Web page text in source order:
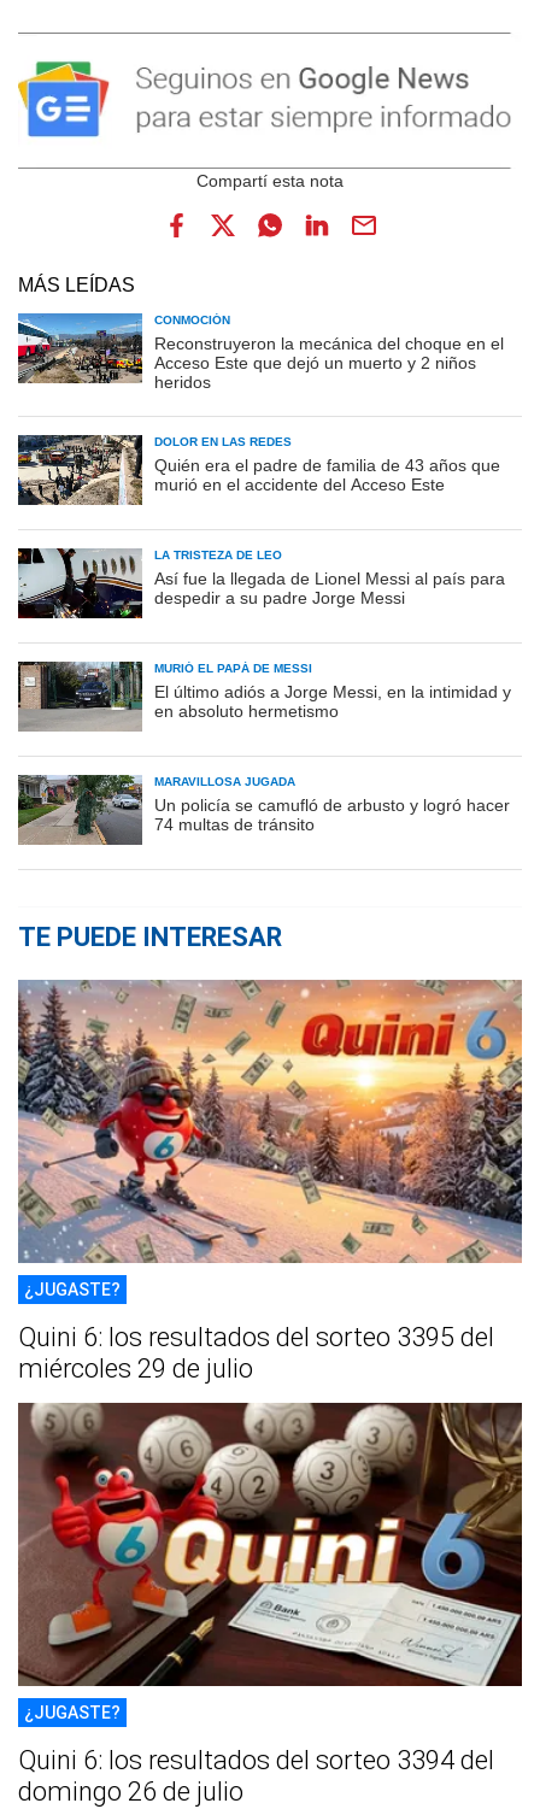
MÁS LEÍDAS
CONMOCIÓN
Reconstruyeron la mecánica del choque en el
Acceso Este que dejó un muerto y 2 niños
heridos
DOLOR EN LAS REDES
Quién era el padre de familia de 43 años que
murió en el accidente del Acceso Este
LA TRISTEZA DE LEO
Así fue la llegada de Lionel Messi al país para
despedir a su padre Jorge Messi
MURIÓ EL PAPÁ DE MESSI
El último adiós a Jorge Messi, en la intimidad y
en absoluto hermetismo
MARAVILLOSA JUGADA
Un policía se camufló de arbusto y logró hacer
74 multas de tránsito
TE PUEDE INTERESAR
¿JUGASTE?
Quini 6: los resultados del sorteo 3395 del
miércoles 29 de julio
¿JUGASTE?
Quini 6: los resultados del sorteo 3394 del
domingo 26 de julio